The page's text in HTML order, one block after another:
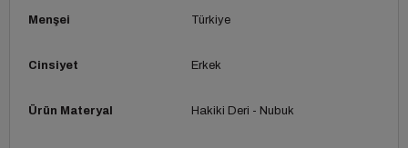
Menşei Türkiye
Cinsiyet Erkek
Ürün Materyal Hakiki Deri - Nubuk